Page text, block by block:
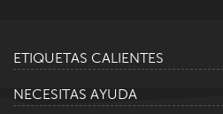
ETIQUETAS CALIENTES
NECESITAS AYUDA